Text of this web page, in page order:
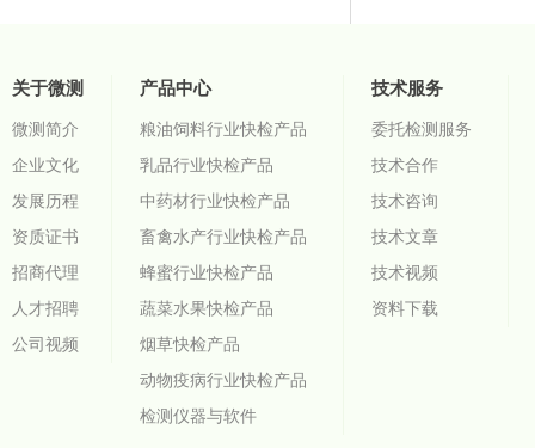
关于微测
微测简介
企业文化
发展历程
资质证书
招商代理
人才招聘
公司视频
产品中心
粮油饲料行业快检产品
乳品行业快检产品
中药材行业快检产品
畜禽水产行业快检产品
蜂蜜行业快检产品
蔬菜水果快检产品
烟草快检产品
动物疫病行业快检产品
检测仪器与软件
技术服务
委托检测服务
技术合作
技术咨询
技术文章
技术视频
资料下载